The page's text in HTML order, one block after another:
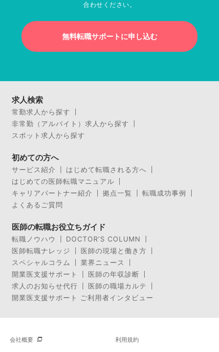
合わせください。
無料転職サポートに申し込む
求人検索
常勤求人から探す
非常勤（アルバイト）求人から探す
スポット求人から探す
初めての方へ
サービス紹介
はじめて転職される方へ
はじめての医師転職マニュアル
キャリアパートナー紹介
拠点一覧
転職成功事例
よくあるご質問
医師の転職お役立ちガイド
転職ノウハウ
DOCTOR’S COLUMN
医師転職ナレッジ
医師の現場と働き方
スペシャルコラム
業界ニュース
開業医支援サポート
医師の年収診断
求人のお知らせ代行
医師の職場カルテ
開業医支援サポート ご利用者インタビュー
会社概要 利用規約